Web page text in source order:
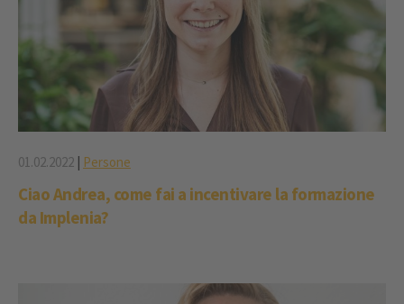
01.02.2022 Persone
Ciao Andrea, come fai a incentivare la formazione
da Implenia?